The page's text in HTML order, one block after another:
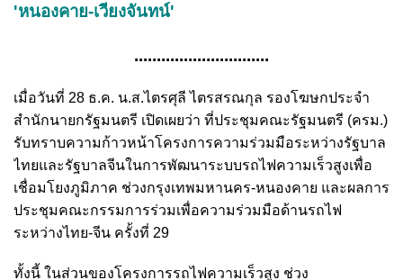
'หนองคาย-เวียงจันทน์'
..............................
เมื่อวันที่ 28 ธ.ค. น.ส.ไตรศุลี ไตรสรณกุล รองโฆษกประจำ
สำนักนายกรัฐมนตรี เปิดเผยว่า ที่ประชุมคณะรัฐมนตรี (ครม.)
รับทราบความก้าวหน้าโครงการความร่วมมือระหว่างรัฐบาล
ไทยและรัฐบาลจีนในการพัฒนาระบบรถไฟความเร็วสูงเพื่อ
เชื่อมโยงภูมิภาค ช่วงกรุงเทพมหานคร-หนองคาย และผลการ
ประชุมคณะกรรมการร่วมเพื่อความร่วมมือด้านรถไฟ
ระหว่างไทย-จีน ครั้งที่ 29
ทั้งนี้ ในส่วนของโครงการรถไฟความเร็วสูง ช่วง